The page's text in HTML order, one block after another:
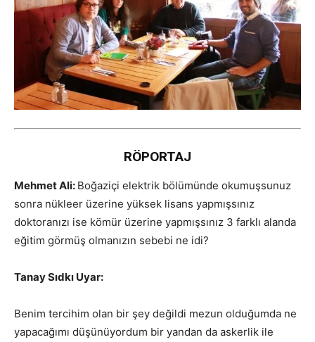
RÖPORTAJ
Mehmet Ali: Boğaziçi elektrik bölümünde okumuşsunuz
sonra nükleer üzerine yüksek lisans yapmışsınız
doktoranızı ise kömür üzerine yapmışsınız 3 farklı alanda
eğitim görmüş olmanızın sebebi ne idi?
Tanay Sıdkı Uyar:
Benim tercihim olan bir şey değildi mezun olduğumda ne
yapacağımı düşünüyordum bir yandan da askerlik ile